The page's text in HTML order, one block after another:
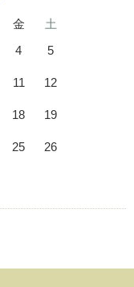
金
土
4 5
11 12
18 19
25 26